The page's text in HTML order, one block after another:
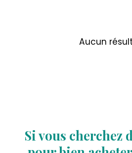
Aucun
Si vous cherchez